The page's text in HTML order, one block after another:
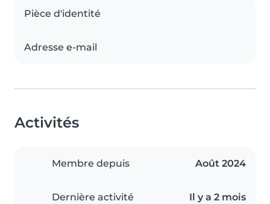
Pièce d'identité
Adresse e-mail
Activités
Membre depuis Août 2024
Dernière activité Il y a 2 mois